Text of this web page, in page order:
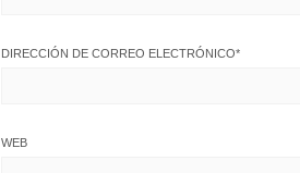
DIRECCIÓN DE CORREO ELECTRÓNICO*
WEB